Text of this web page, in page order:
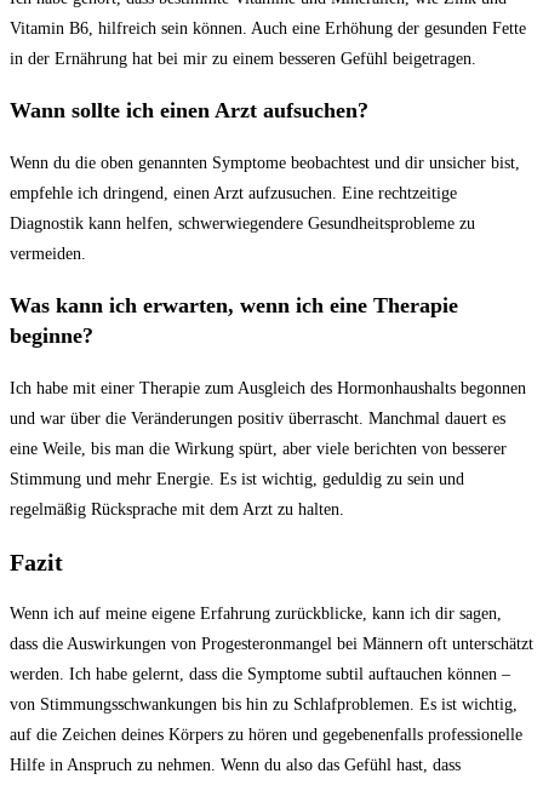
Vitamin B6, ‌hilfreich sein können. Auch eine‌ Erhöhung der gesunden Fette ​
in der Ernährung ⁣hat bei mir zu einem⁣ besseren Gefühl beigetragen.
Wann sollte ich einen Arzt ‍aufsuchen?
Wenn du die oben genannten Symptome beobachtest und ‌dir unsicher bist,​
empfehle ⁢ich dringend, einen⁢ Arzt aufzusuchen.‌ Eine ⁢rechtzeitige‍
Diagnostik kann helfen, schwerwiegendere Gesundheitsprobleme zu⁢
vermeiden.
Was kann ich erwarten, ⁤wenn ich eine ⁤Therapie
beginne?
Ich ‍habe⁤ mit‌ einer Therapie zum Ausgleich des Hormonhaushalts begonnen
und war über die ‍Veränderungen positiv überrascht. Manchmal dauert es
eine Weile, bis man die Wirkung ​spürt, aber viele berichten von⁢ besserer
Stimmung ‍und mehr Energie. Es ⁤ist wichtig,‌ geduldig zu sein und
regelmäßig ⁤Rücksprache⁢ mit dem Arzt ‌zu halten.
Fazit
Wenn ich ⁢auf meine ​eigene Erfahrung zurückblicke, ‌kann ich dir sagen,
dass die Auswirkungen von Progesteronmangel bei Männern oft unterschätzt
werden. Ich habe gelernt, dass die Symptome subtil auftauchen‌ können –​
von Stimmungsschwankungen bis hin zu Schlafproblemen. Es ist wichtig,
auf⁢ die Zeichen ⁤deines Körpers zu ⁢hören und gegebenenfalls professionelle
Hilfe in Anspruch zu nehmen. Wenn du ⁤also⁢ das ‌Gefühl hast, dass